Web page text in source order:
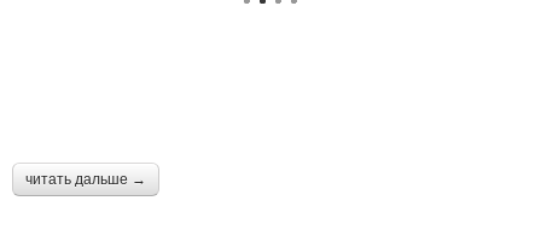
читать дальше →